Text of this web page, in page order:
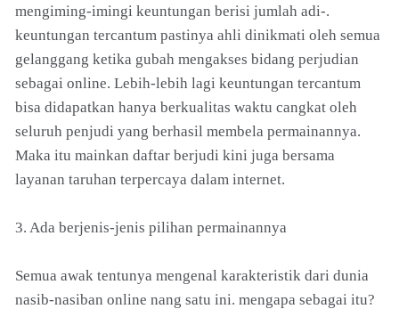
mengiming-imingi keuntungan berisi jumlah adi-.
keuntungan tercantum pastinya ahli dinikmati oleh semua
gelanggang ketika gubah mengakses bidang perjudian
sebagai online. Lebih-lebih lagi keuntungan tercantum
bisa didapatkan hanya berkualitas waktu cangkat oleh
seluruh penjudi yang berhasil membela permainannya.
Maka itu mainkan daftar berjudi kini juga bersama
layanan taruhan terpercaya dalam internet.
3. Ada berjenis-jenis pilihan permainannya
Semua awak tentunya mengenal karakteristik dari dunia
nasib-nasiban online nang satu ini. mengapa sebagai itu?